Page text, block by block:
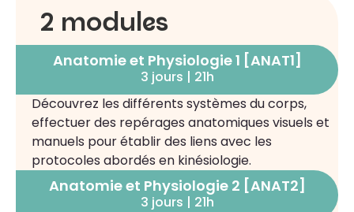
2 modules
Anatomie et Physiologie 1 [ANAT1]
3 jours | 21h
Découvrez les différents systèmes du corps,
effectuer des repérages anatomiques visuels et
manuels pour établir des liens avec les
protocoles abordés en kinésiologie.
Anatomie et Physiologie 2 [ANAT2]
3 jours | 21h